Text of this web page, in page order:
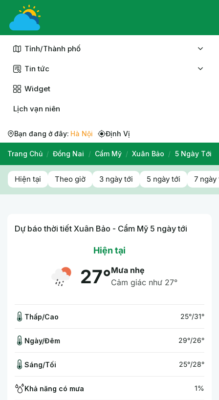
Chuyển
nội
Tỉnh/Thành phố
Tin tức
Widget
Lịch vạn niên
Bạn đang ở đây: Hà Nội Định Vị
Trang Chủ / Đồng Nai / Cẩm Mỹ / Xuân Bảo / 5 Ngày Tới
Hiện tại Theo giờ 3 ngày tới 5 ngày tới 7 ngày
Dự báo thời tiết Xuân Bảo - Cẩm Mỹ 5 ngày tới
Hiện tại
27°Mưa nhẹ
Cảm giác như 27°
Thấp/Cao 25°/31°
Ngày/Đêm 29°/26°
Sáng/Tối 25°/28°
Khả năng có mưa 1%